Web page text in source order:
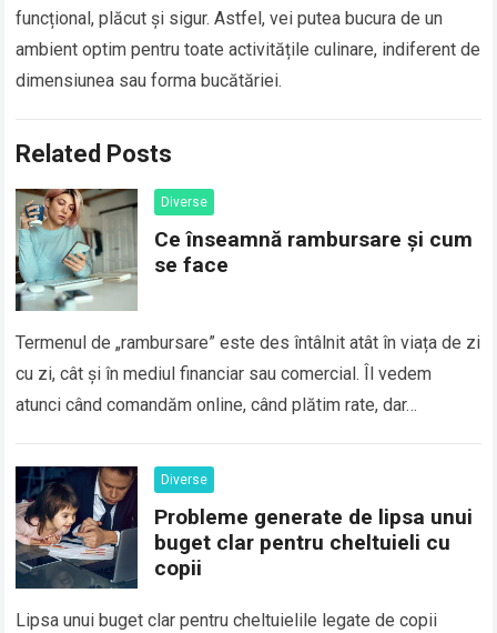
funcțional, plăcut și sigur. Astfel, vei putea bucura de un
ambient optim pentru toate activitățile culinare, indiferent de
dimensiunea sau forma bucătăriei.
Related Posts
Diverse
Ce înseamnă rambursare și cum
se face
Termenul de „rambursare” este des întâlnit atât în viața de zi
cu zi, cât și în mediul financiar sau comercial. Îl vedem
atunci când comandăm online, când plătim rate, dar…
Diverse
Probleme generate de lipsa unui
buget clar pentru cheltuieli cu
copii
Lipsa unui buget clar pentru cheltuielile legate de copii